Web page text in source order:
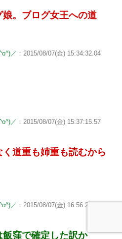
。ブログ女王への道
／ ：2015/08/07(金) 15:34:32.04
／ ：2015/08/07(金) 15:37:15.57
道重も姉重も読むから
／ ：2015/08/07(金) 16:56:26.78
窪で確定した訳か